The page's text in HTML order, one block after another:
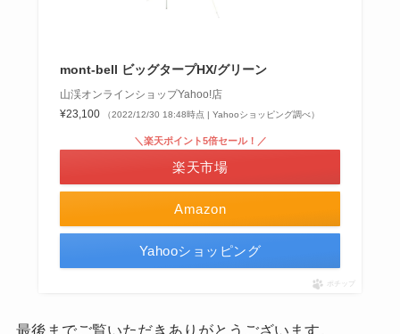
mont-bell ビッグタープHX/グリーン
山渓オンラインショップYahoo!店
¥23,100
（2022/12/30 18:48時点 | Yahooショッピング調べ）
Amazon
＼楽天ポイント5倍セール！／
楽天市場
Yahooショッピング
ポチップ